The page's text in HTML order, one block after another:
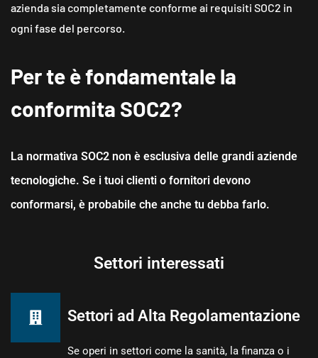
azienda sia completamente conforme ai requisiti SOC2 in
ogni fase del percorso.
Per te è fondamentale la
conformita SOC2?
La normativa SOC2 non è esclusiva delle grandi aziende
tecnologiche. Se i tuoi clienti o fornitori devono
conformarsi, è probabile che anche tu debba farlo.
Settori interessati
Settori ad Alta Regolamentazione
Se operi in settori come la sanità, la finanza o i